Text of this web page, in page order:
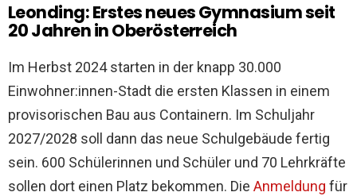
Leonding: Erstes neues Gymnasium seit
20 Jahren in Oberösterreich
Im Herbst 2024 starten in der knapp 30.000
Einwohner:innen-Stadt die ersten Klassen in einem
provisorischen Bau aus Containern. Im Schuljahr
2027/2028 soll dann das neue Schulgebäude fertig
sein. 600 Schülerinnen und Schüler und 70 Lehrkräfte
sollen dort einen Platz bekommen. Die Anmeldung für